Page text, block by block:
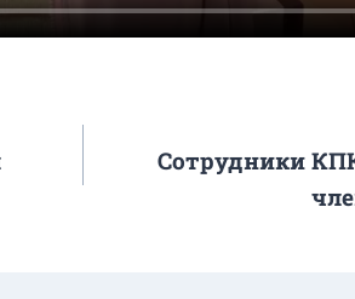
Сотрудники